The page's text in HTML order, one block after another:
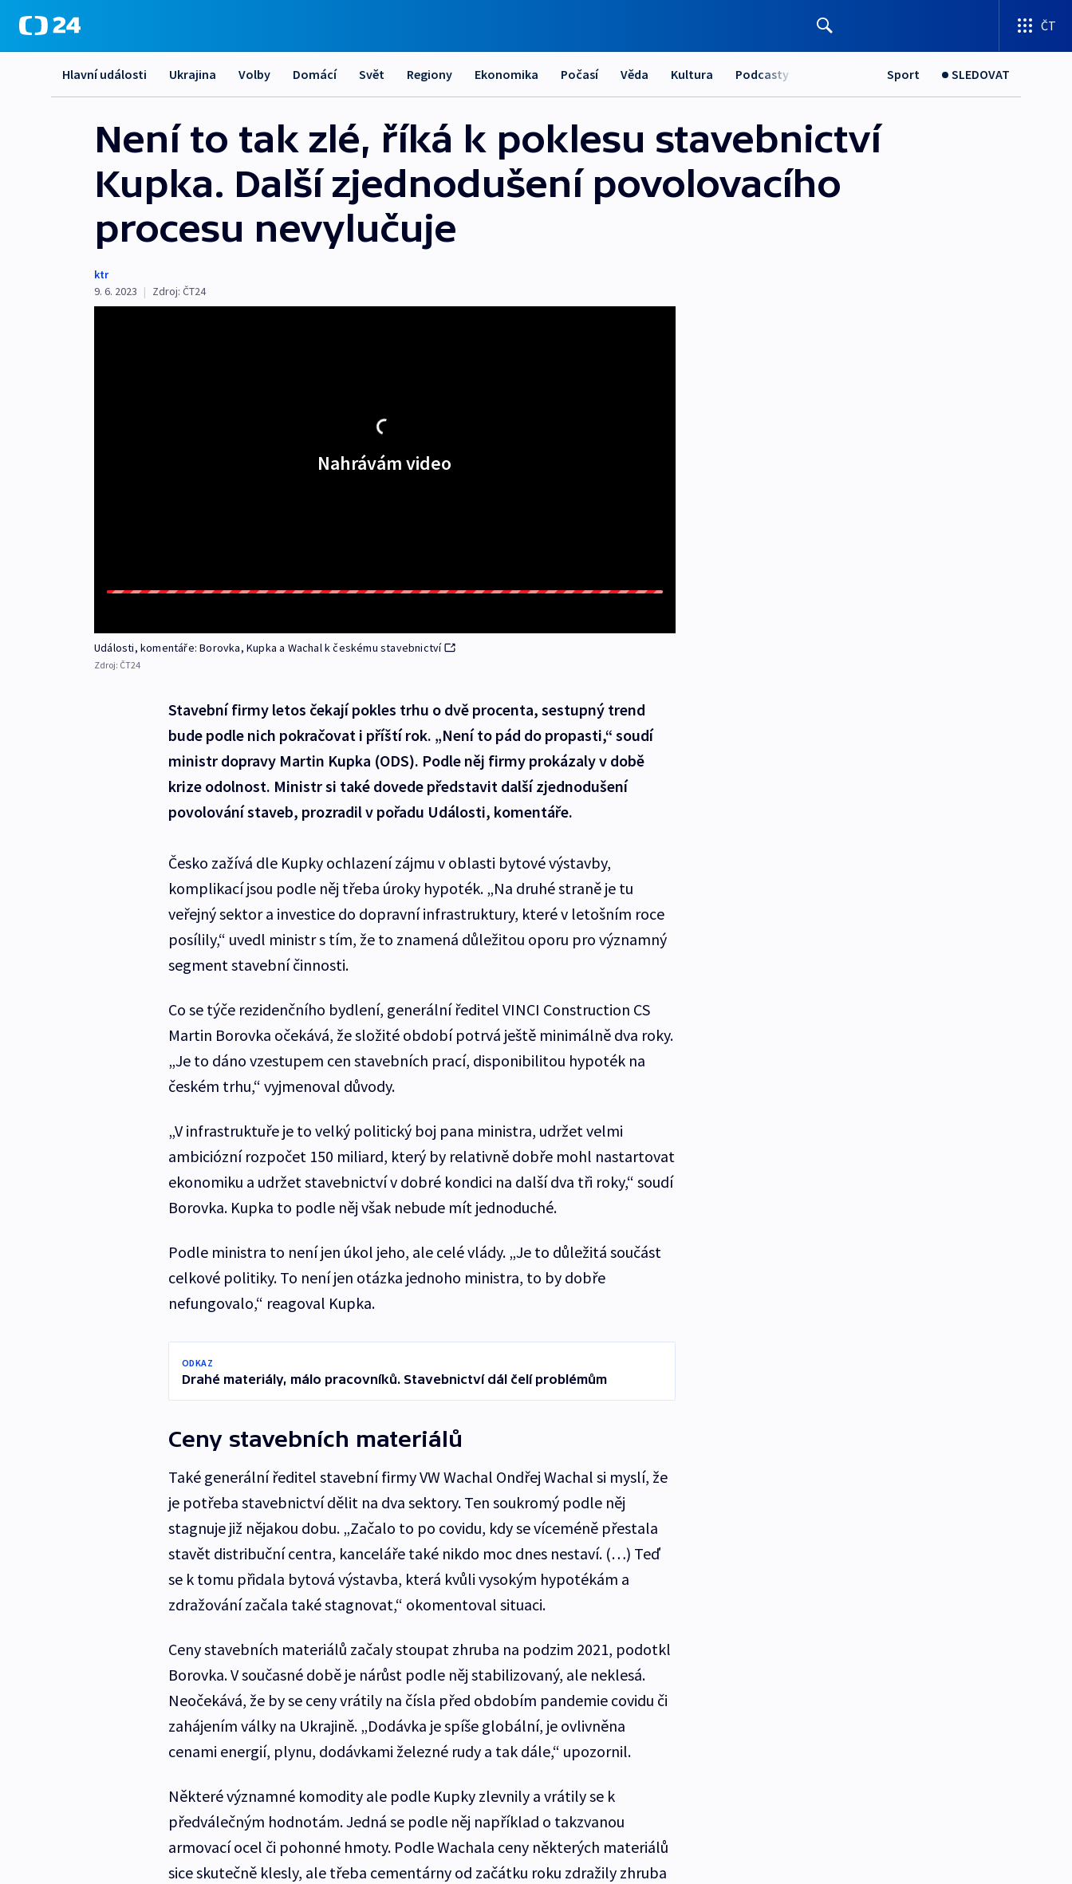
ČT
Hlavní události Ukrajina Volby Domácí Svět Regiony Ekonomika Počasí Věda Kultura Podcasty Sport SLEDOVAT
Není to tak zlé, říká k poklesu stavebnictví
Kupka. Další zjednodušení povolovacího
procesu nevylučuje
ktr
9. 6. 2023 | Zdroj: ČT24
Nahrávám video
Události, komentáře: Borovka, Kupka a Wachal k českému stavebnictví
Zdroj: ČT24
Stavební firmy letos čekají pokles trhu o dvě procenta, sestupný trend
bude podle nich pokračovat i příští rok. „Není to pád do propasti,“ soudí
ministr dopravy Martin Kupka (ODS). Podle něj firmy prokázaly v době
krize odolnost. Ministr si také dovede představit další zjednodušení
povolování staveb, prozradil v pořadu Události, komentáře.
Česko zažívá dle Kupky ochlazení zájmu v oblasti bytové výstavby,
komplikací jsou podle něj třeba úroky hypoték. „Na druhé straně je tu
veřejný sektor a investice do dopravní infrastruktury, které v letošním roce
posílily,“ uvedl ministr s tím, že to znamená důležitou oporu pro významný
segment stavební činnosti.
Co se týče rezidenčního bydlení, generální ředitel VINCI Construction CS
Martin Borovka očekává, že složité období potrvá ještě minimálně dva roky.
„Je to dáno vzestupem cen stavebních prací, disponibilitou hypoték na
českém trhu,“ vyjmenoval důvody.
„V infrastruktuře je to velký politický boj pana ministra, udržet velmi
ambiciózní rozpočet 150 miliard, který by relativně dobře mohl nastartovat
ekonomiku a udržet stavebnictví v dobré kondici na další dva tři roky,“ soudí
Borovka. Kupka to podle něj však nebude mít jednoduché.
Podle ministra to není jen úkol jeho, ale celé vlády. „Je to důležitá součást
celkové politiky. To není jen otázka jednoho ministra, to by dobře
nefungovalo,“ reagoval Kupka.
ODKAZ
Drahé materiály, málo pracovníků. Stavebnictví dál čelí problémům
Ceny stavebních materiálů
Také generální ředitel stavební firmy VW Wachal Ondřej Wachal si myslí, že
je potřeba stavebnictví dělit na dva sektory. Ten soukromý podle něj
stagnuje již nějakou dobu. „Začalo to po covidu, kdy se víceméně přestala
stavět distribuční centra, kanceláře také nikdo moc dnes nestaví. (…) Teď
se k tomu přidala bytová výstavba, která kvůli vysokým hypotékám a
zdražování začala také stagnovat,“ okomentoval situaci.
Ceny stavebních materiálů začaly stoupat zhruba na podzim 2021, podotkl
Borovka. V současné době je nárůst podle něj stabilizovaný, ale neklesá.
Neočekává, že by se ceny vrátily na čísla před obdobím pandemie covidu či
zahájením války na Ukrajině. „Dodávka je spíše globální, je ovlivněna
cenami energií, plynu, dodávkami železné rudy a tak dále,“ upozornil.
Některé významné komodity ale podle Kupky zlevnily a vrátily se k
předválečným hodnotám. Jedná se podle něj například o takzvanou
armovací ocel či pohonné hmoty. Podle Wachala ceny některých materiálů
sice skutečně klesly, ale třeba cementárny od začátku roku zdražily zhruba